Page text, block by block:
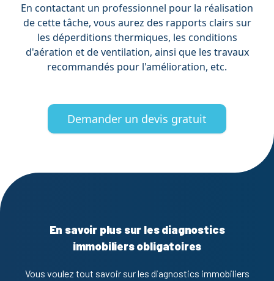
En contactant un professionnel pour la réalisation
de cette tâche, vous aurez des rapports clairs sur
les déperditions thermiques, les conditions
d'aération et de ventilation, ainsi que les travaux
recommandés pour l'amélioration, etc.
Demander un devis gratuit
En savoir plus sur les diagnostics
immobiliers obligatoires
Vous voulez tout savoir sur les diagnostics immobiliers